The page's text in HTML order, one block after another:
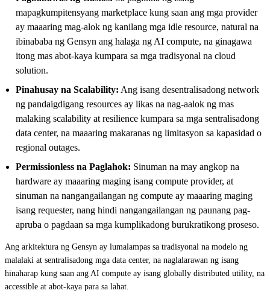
mapagkumpitensyang marketplace kung saan ang mga provider
ay maaaring mag-alok ng kanilang mga idle resource, natural na
ibinababa ng Gensyn ang halaga ng AI compute, na ginagawa
itong mas abot-kaya kumpara sa mga tradisyonal na cloud
solution.
Pinahusay na Scalability: Ang isang desentralisadong network
ng pandaigdigang resources ay likas na nag-aalok ng mas
malaking scalability at resilience kumpara sa mga sentralisadong
data center, na maaaring makaranas ng limitasyon sa kapasidad o
regional outages.
Permissionless na Paglahok: Sinuman na may angkop na
hardware ay maaaring maging isang compute provider, at
sinuman na nangangailangan ng compute ay maaaring maging
isang requester, nang hindi nangangailangan ng paunang pag-
apruba o pagdaan sa mga kumplikadong burukratikong proseso.
Ang arkitektura ng Gensyn ay lumalampas sa tradisyonal na modelo ng
malalaki at sentralisadong mga data center, na naglalarawan ng isang
hinaharap kung saan ang AI compute ay isang globally distributed utility, na
accessible at abot-kaya para sa lahat.